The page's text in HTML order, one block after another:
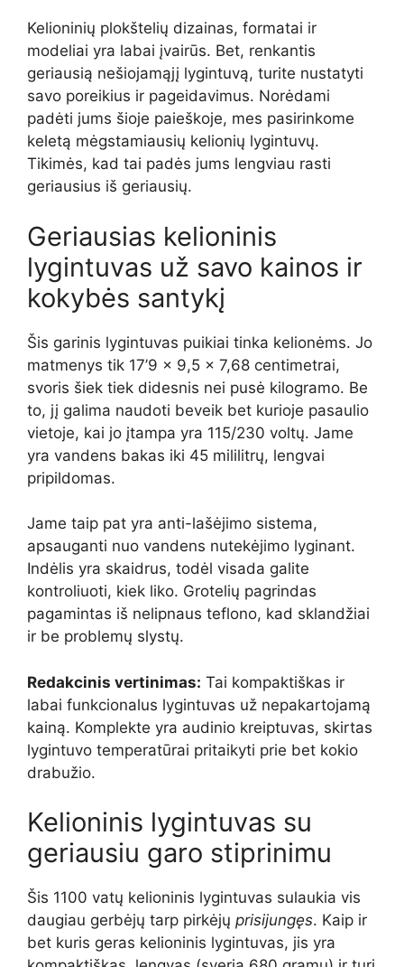
Kelioninių plokštelių dizainas, formatai ir
modeliai yra labai įvairūs. Bet, renkantis
geriausią nešiojamąjį lygintuvą, turite nustatyti
savo poreikius ir pageidavimus. Norėdami
padėti jums šioje paieškoje, mes pasirinkome
keletą mėgstamiausių kelionių lygintuvų.
Tikimės, kad tai padės jums lengviau rasti
geriausius iš geriausių.
Geriausias kelioninis
lygintuvas už savo kainos ir
kokybės santykį
Šis garinis lygintuvas puikiai tinka kelionėms. Jo
matmenys tik 17’9 x 9,5 x 7,68 centimetrai,
svoris šiek tiek didesnis nei pusė kilogramo. Be
to, jį galima naudoti beveik bet kurioje pasaulio
vietoje, kai jo įtampa yra 115/230 voltų. Jame
yra vandens bakas iki 45 mililitrų, lengvai
pripildomas.
Jame taip pat yra anti-lašėjimo sistema,
apsauganti nuo vandens nutekėjimo lyginant.
Indėlis yra skaidrus, todėl visada galite
kontroliuoti, kiek liko. Grotelių pagrindas
pagamintas iš nelipnaus teflono, kad sklandžiai
ir be problemų slystų.
Redakcinis vertinimas: Tai kompaktiškas ir
labai funkcionalus lygintuvas už nepakartojamą
kainą. Komplekte yra audinio kreiptuvas, skirtas
lygintuvo temperatūrai pritaikyti prie bet kokio
drabužio.
Kelioninis lygintuvas su
geriausiu garo stiprinimu
Šis 1100 vatų kelioninis lygintuvas sulaukia vis
daugiau gerbėjų tarp pirkėjų prisijungęs. Kaip ir
bet kuris geras kelioninis lygintuvas, jis yra